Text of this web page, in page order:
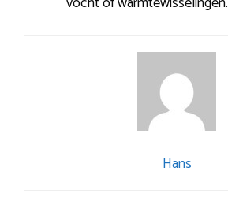
Hans